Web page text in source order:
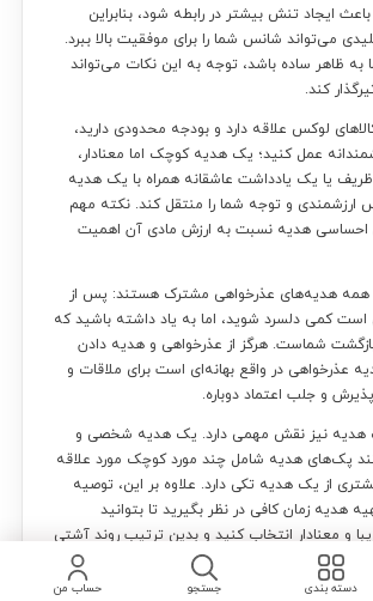
ایجاد تنش بیشتر در رابطه شود، بنابراین
می‌تواند شانس شما را برای موفقیت بالا ببرد.
ظاهر ساده باشد، توجه به این نکات می‌تواند
کند.
لوکس علاقه دارد و بودجه محدودی دارید،
عمل کنید؛ یک هدیه کوچک اما معنادار،
ظریف یا یک یادداشت عاشقانه همراه با یک هدیه
ارزشمندی و توجه شما را منتقل کند. نکته مهم
احساسی هدیه نسبت به ارزش مادی آن اهمیت
همه هدیه‌های عذرخواهی مشترک هستند: پس از
است کمی دلسرد شوید، اما به یاد داشته باشید که
بازگشت شماست. هرگز از عذرخواهی و هدیه دادن
عذرخواهی در واقع بهانه‌ای است برای ملاقات و
و جلب اعتماد دوباره.
هدیه نیز نقش مهمی دارد. یک هدیه شخصی و
پک‌های هدیه شامل چند مورد کوچک مورد علاقه
از یک هدیه تکی دارد. علاوه بر این، توصیه
هدیه زمان کافی در نظر بگیرید تا بتوانید
و معنادار انتخاب کنید و بدین ترتیب روند آشتی
رود.
دسته بندی جستجو حساب من